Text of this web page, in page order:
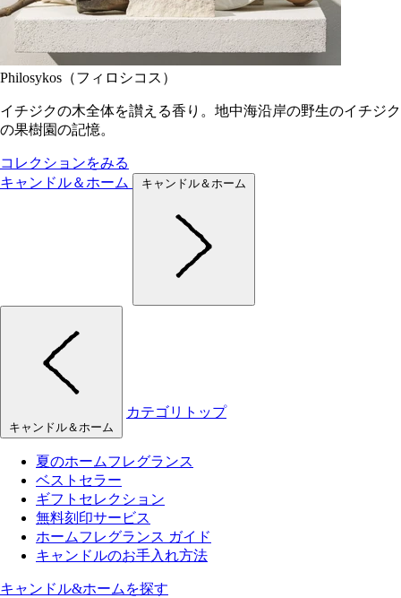
Philosykos（フィロシコス）
イチジクの木全体を讃える香り。地中海沿岸の野生のイチジク
の果樹園の記憶。
コレクションをみる
キャンドル＆ホーム
キャンドル＆ホーム
キャンドル＆ホーム
カテゴリトップ
夏のホームフレグランス
ベストセラー
ギフトセレクション
無料刻印サービス
ホームフレグランス ガイド
キャンドルのお手入れ方法
キャンドル&ホームを探す